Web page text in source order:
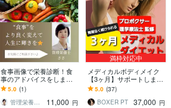
食事画像で栄養診断！食
事のアドバイスをします
延べ1万人以上の栄養相談
を行ってきた管理栄養士
が対応！
5.0 (1)
管理栄養士 ささ
11,000 円
満枠対応中
メディカルボディメイク
【3ヶ月】サポートします
国際認定理学療法士が直
接指導！効率的なメディ
カルダイエット！
5.0 (37)
BOXER PT
37,000 円